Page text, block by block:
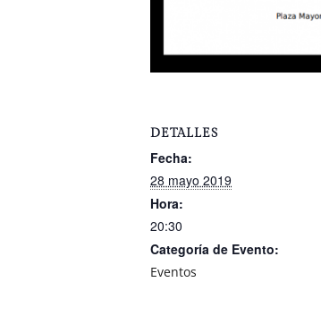
DETALLES
Fecha:
28 mayo 2019
Hora:
20:30
Categoría de Evento:
Eventos